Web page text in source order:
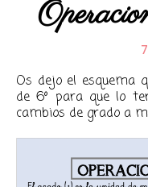
Os dejo el esquema
de 6º para que lo
cambios de grado a